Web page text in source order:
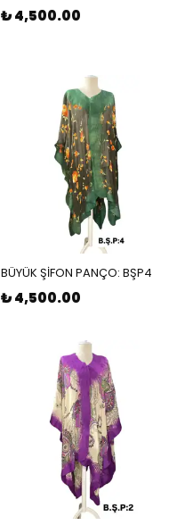
₺ 4,500.00
BÜYÜK ŞİFON PANÇO: BŞP4
₺ 4,500.00